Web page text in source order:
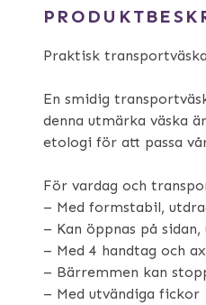
Praktisk
En smidig
denna utmärka väska
etologi för att passa
För vardag och
– Med formstabil,
– Kan öppnas på
– Med 4 handtag och
– Bärremmen kan
– Med utvändiga fickor